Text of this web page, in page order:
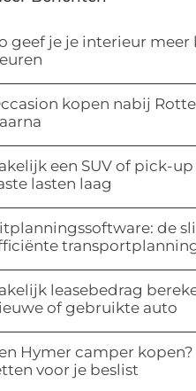
geef je je interieur
kopen nabij
een SUV of pick-
lasten laag
de
leasebedrag
of gebruikte auto
Hymer camper
voor je beslist